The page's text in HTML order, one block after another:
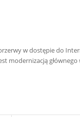
w dostępie do
modernizacją